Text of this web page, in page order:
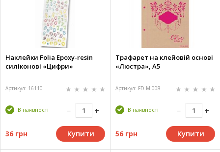
Наклейки Folia Epoxy-resin
силіконові «Цифри»
Артикул: 16110
В наявності
36 грн Купити
Трафарет на клейовій основі
«Люстра», А5
Артикул: FD-M-008
В наявності
56 грн Купити